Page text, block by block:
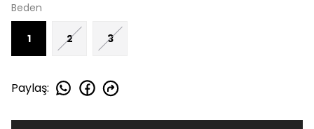
Beden
1 2 3
Paylaş: